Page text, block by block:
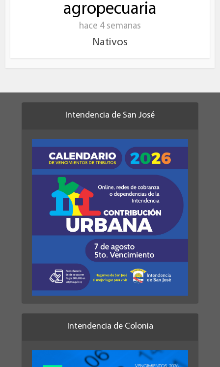
agropecuaria
hace 4 semanas
Nativos
Intendencia de San José
Intendencia de Colonia